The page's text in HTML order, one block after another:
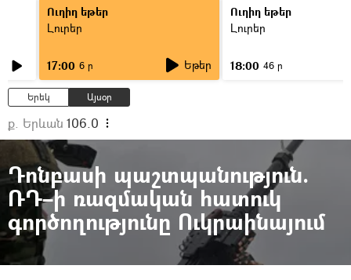
Ուղիղ եթեր
Լուրեր
17:00 6 ր Եթեր
Ուղիղ եթեր
Լուրեր
18:00 46 ր
Երեկ Այսօր
ք. Երևան 106.0
Դոնբասի պաշտպանություն.
ՌԴ–ի ռազմական հատուկ
գործողությունը Ուկրաինայում